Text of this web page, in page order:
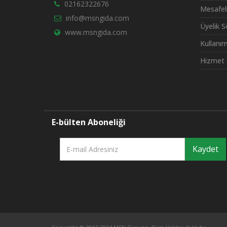
02162322676
info@msngida.com
www.msngida.com
Üyelik
Hizmet
E-bülten Aboneliği
Kaydet